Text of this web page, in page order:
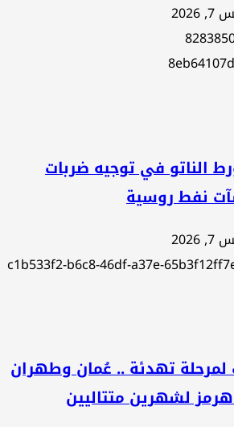
الناتو في توجيه ضربات
نفط روسية
تهدئة .. عُمان وطهران
لشهرين متتاليين